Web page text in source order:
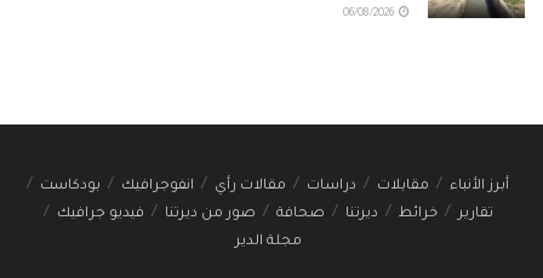
أبرز الأنباء مقابلات دراسات مقالات رأي انفوجرافيك
بودكاست
تقارير
خرائط ديرتنا صحافة صور من ديرتنا
فيديو جرافيك
مجلة الدير